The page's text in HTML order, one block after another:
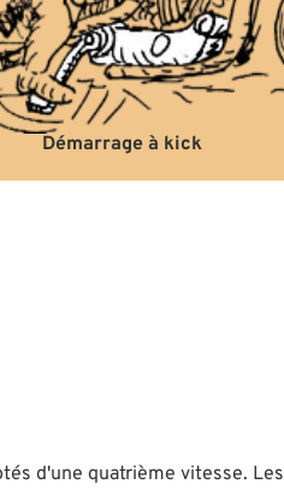
Démarrage à kick
d'une quatrième vitesse.